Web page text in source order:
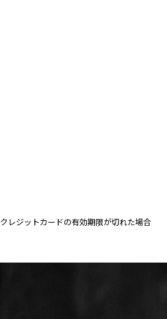
クレジットカードの有効期限が切れた場合